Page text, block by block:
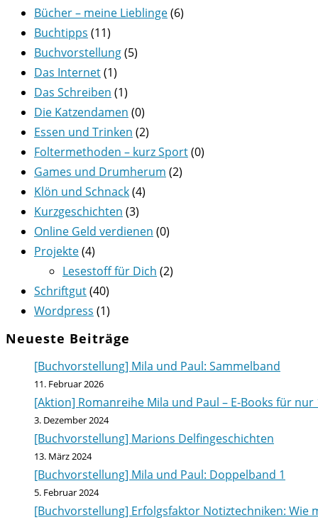
Bücher – meine Lieblinge(6)
Buchtipps (11)
Buchvorstellung(5)
Das Internet(1)
Das Schreiben (1)
Die Katzendamen (0)
Essen und Trinken (2)
Foltermethoden – kurz Sport(0)
Games und Drumherum (2)
Klön und Schnack(4)
Kurzgeschichten (3)
Online Geld verdienen (0)
Projekte(4)
Lesestoff für Dich (2)
Schriftgut(40)
Wordpress (1)
Neueste Beiträge
[Buchvorstellung] Mila und Paul: Sammelband
11. Februar 2026
[Aktion] Romanreihe Mila und Paul – E-Books für nur
3. Dezember 2024
[Buchvorstellung] Marions Delfingeschichten
13. März 2024
[Buchvorstellung] Mila und Paul: Doppelband 1
5. Februar 2024
[Buchvorstellung] Erfolgsfaktor Notiztechniken: